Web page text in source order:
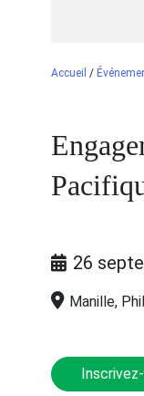
Accueil /
26
Manille,